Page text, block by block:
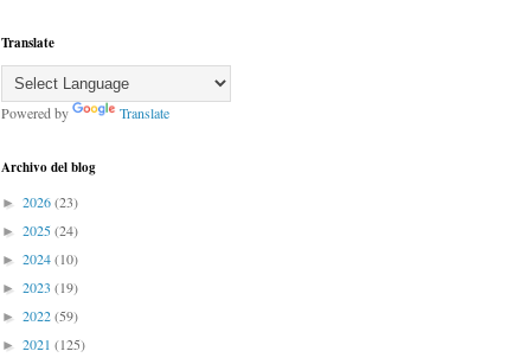
Translate
Powered by Translate
Archivo del blog
► 2026(23)
► 2025(24)
► 2024(10)
► 2023 (19)
► 2022(59)
► 2021 (125)